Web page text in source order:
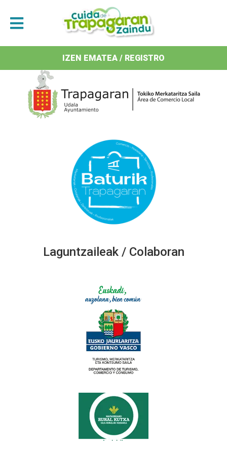
Antolatzaileak / Organizan
Laguntzaileak / Colaboran
IZEN EMATEA / REGISTRO